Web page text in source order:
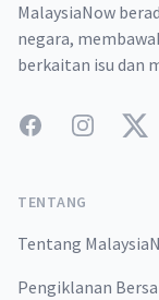
MalaysiaNow
negara,
berkaitan isu dan
FacebookInstagram
TENTANG
Tentang
Pengiklanan